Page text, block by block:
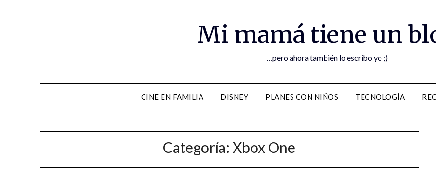
Mi mamá tiene un
…pero ahora también lo escribo yo ;)
CINE EN FAMILIA DISNEY PLANES CON NIÑOS TECNOLOGÍA
Categoría:Xbox One